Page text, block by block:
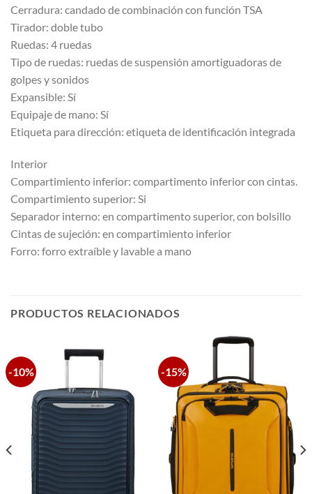
Cerradura: candado de combinación con función TSA
Tirador: doble tubo
Ruedas: 4 ruedas
Tipo de ruedas: ruedas de suspensión amortiguadoras de
golpes y sonidos
Expansible: Sí
Equipaje de mano: Sí
Etiqueta para dirección: etiqueta de identificación integrada
Interior
Compartimiento inferior: compartimento inferior con cintas.
Compartimiento superior: Si
Separador interno: en compartimento superior, con bolsillo
Cintas de sujeción: en compartimiento inferior
Forro: forro extraíble y lavable a mano
PRODUCTOS RELACIONADOS
-10% -15%